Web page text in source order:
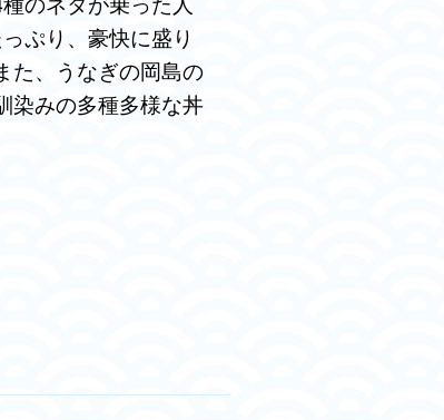
のネタが乗った人
ぷり、豪快に盛り
た、うなぎの岡島の
染みの多種多様な丼